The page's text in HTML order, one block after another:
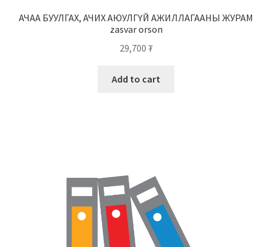
АЧАА БУУЛГАХ, АЧИХ АЮУЛГҮЙ АЖИЛЛАГААНЫ ЖУРАМ
zasvar orson
29,700 ₮
Add to cart